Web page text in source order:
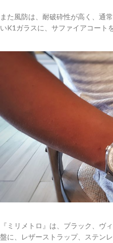
また風防は、耐破砕性が高く、通
いK1ガラスに、サファイアコート
『ミリメトロ』は、ブラック、ヴ
盤に、レザーストラップ、ステン